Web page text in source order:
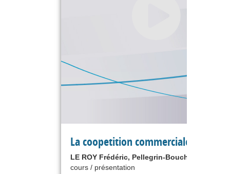
La coopetition commerciale.
LE ROY Frédéric, Pellegrin-Boucher Estelle
cours / présentation